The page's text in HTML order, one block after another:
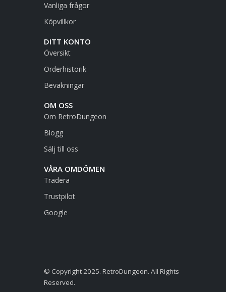
Vanliga frågor
Köpvillkor
DITT KONTO
Översikt
Orderhistorik
Bevakningar
OM OSS
Om RetroDungeon
Blogg
Sälj till oss
VÅRA OMDÖMEN
Tradera
Trustpilot
Google
© Copyright 2025. RetroDungeon. All Rights
Reserved.